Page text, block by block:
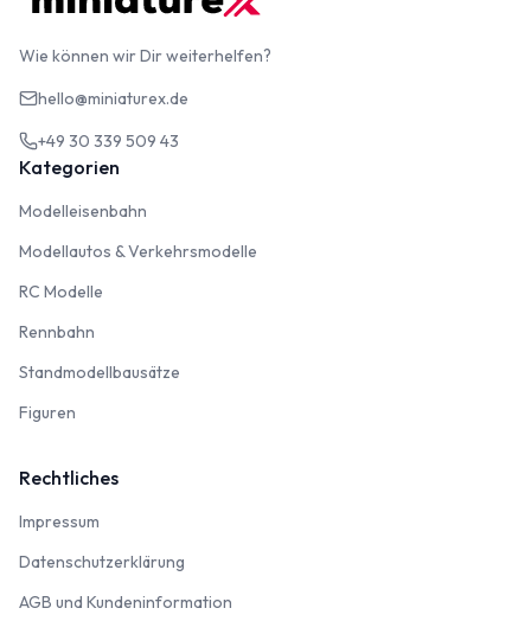
Wie können wir Dir weiterhelfen?
hello@miniaturex.de
+49 30 339 509 43
Kategorien
Modelleisenbahn
Modellautos & Verkehrsmodelle
RC Modelle
Rennbahn
Standmodellbausätze
Figuren
Rechtliches
Impressum
Datenschutzerklärung
AGB und Kundeninformation